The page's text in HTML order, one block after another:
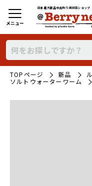
日本最大新品中古釣り具WEBショップ
メニュー
TOPページ 新品
ソルトウォーターワーム